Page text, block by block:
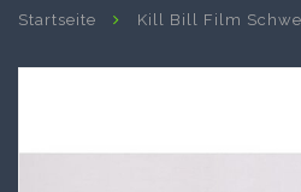
Startseite Kill Bill Film